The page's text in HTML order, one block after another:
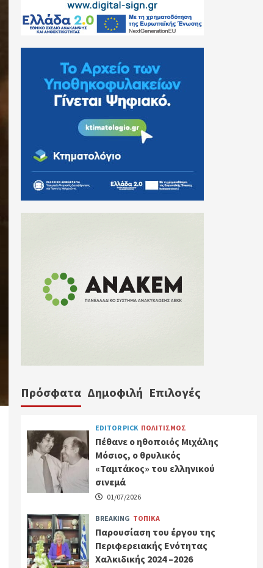
Πρόσφατα Δημοφιλή Επιλογές
EDITOR PICK ΠΟΛΙΤΙΣΜΟΣ
Πέθανε ο ηθοποιός Μιχάλης
Μόσιος, ο θρυλικός
«Ταμτάκος» του ελληνικού
σινεμά
01/07/2026
BREAKING ΤΟΠΙΚΑ
Παρουσίαση του έργου της
Περιφερειακής Ενότητας
Χαλκιδικής 2024 –2026